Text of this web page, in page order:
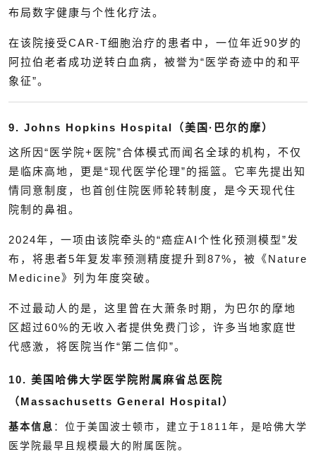
布局数字健康与个性化疗法。
在该院接受CAR-T细胞治疗的患者中，一位年近90岁的
阿拉伯老者成功逆转白血病，被誉为“医学奇迹中的和平
象征”。
9. Johns Hopkins Hospital（美国·巴尔的摩）
这所因“医学院+医院”合体模式而闻名全球的机构，不仅
是临床高地，更是“现代医学伦理”的摇篮。它率先提出知
情同意制度，也首创住院医师轮转制度，是今天现代住
院制的鼻祖。
2024年，一项由该院牵头的“癌症AI个性化预测模型”发
布，将患者5年复发率预测精度提升到87%，被《Nature
Medicine》列为年度突破。
不过最动人的是，这里曾在大萧条时期，为巴尔的摩地
区超过60%的无收入者提供免费门诊，许多当地家庭世
代感激，将医院当作“第二信仰”。
10. 美国哈佛大学医学院附属麻省总医院
（Massachusetts General Hospital）
基本信息 ：位于美国波士顿市，建立于1811年，是哈佛大学
医学院最早且规模最大的附属医院。